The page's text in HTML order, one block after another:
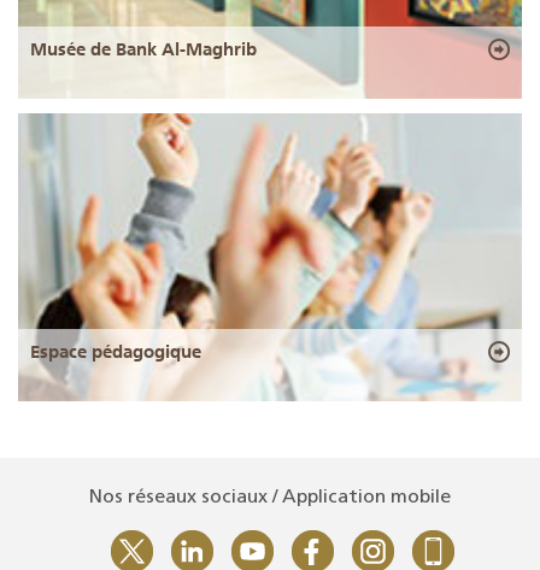
Musée de Bank Al-Maghrib
Espace pédagogique
Nos réseaux sociaux / Application mobile